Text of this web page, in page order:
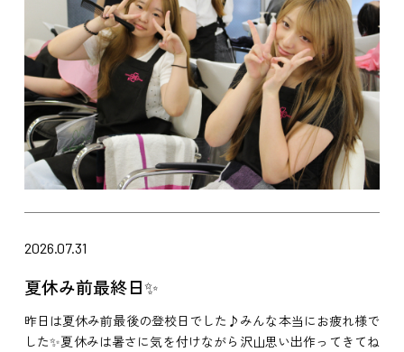
2026.07.31
夏休み前最終日✨
昨日は夏休み前最後の登校日でした♪みんな本当にお疲れ様で
した✨夏休みは暑さに気を付けながら沢山思い出作ってきてね